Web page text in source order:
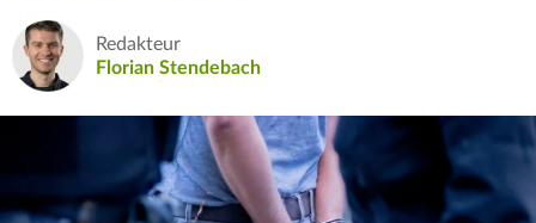
Redakteur
Florian Stendebach